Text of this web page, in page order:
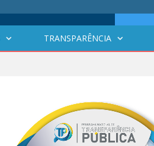
TRANSPARÊNCIA